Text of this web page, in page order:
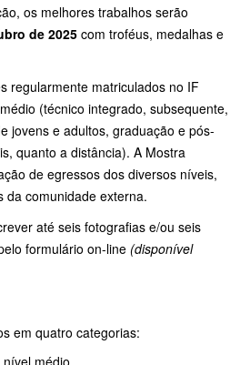
os melhores trabalhos serão
de 2025 com troféus, medalhas e
regularmente matriculados no IF
(técnico integrado, subsequente,
jovens e adultos, graduação e pós-
quanto a distância). A Mostra
de egressos dos diversos níveis,
da comunidade externa.
até seis fotografias e/ou seis
formulário on-line (disponível
em quatro categorias:
médio